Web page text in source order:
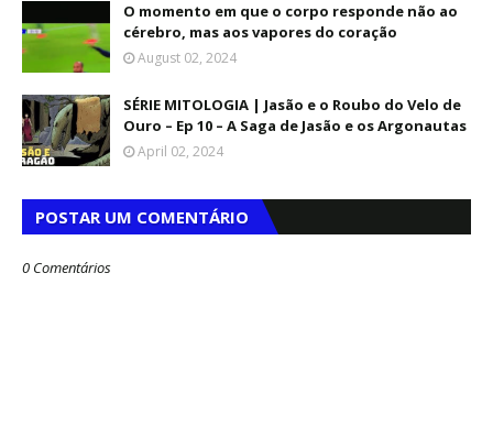
O momento em que o corpo responde não ao
cérebro, mas aos vapores do coração
August 02, 2024
SÉRIE MITOLOGIA | Jasão e o Roubo do Velo de
Ouro – Ep 10 – A Saga de Jasão e os Argonautas
April 02, 2024
POSTAR UM COMENTÁRIO
0 Comentários